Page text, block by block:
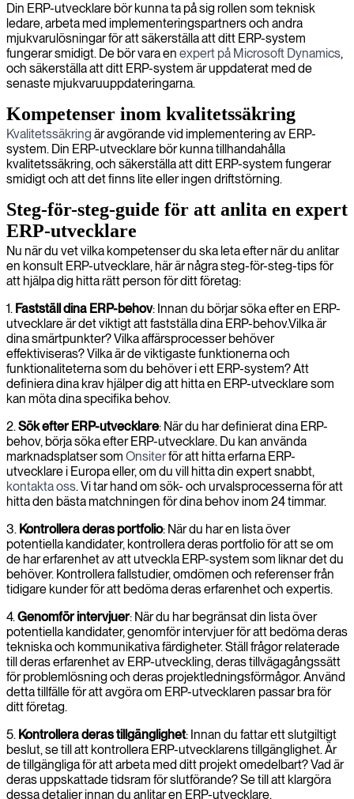
Din ERP-utvecklare bör kunna ta på sig rollen som teknisk
ledare, arbeta med implementeringspartners och andra
mjukvarulösningar för att säkerställa att ditt ERP-system
fungerar smidigt. De bör vara en expert på Microsoft Dynamics,
och säkerställa att ditt ERP-system är uppdaterat med de
senaste mjukvaruuppdateringarna.
Kompetenser inom kvalitetssäkring
Kvalitetssäkring är avgörande vid implementering av ERP-
system. Din ERP-utvecklare bör kunna tillhandahålla
kvalitetssäkring, och säkerställa att ditt ERP-system fungerar
smidigt och att det finns lite eller ingen driftstörning.
Steg-för-steg-guide för att anlita en expert
ERP-utvecklare
Nu när du vet vilka kompetenser du ska leta efter när du anlitar
en konsult ERP-utvecklare, här är några steg-för-steg-tips för
att hjälpa dig hitta rätt person för ditt företag:
1. Fastställ dina ERP-behov: Innan du börjar söka efter en ERP-
utvecklare är det viktigt att fastställa dina ERP-behov.Vilka är
dina smärtpunkter? Vilka affärsprocesser behöver
effektiviseras? Vilka är de viktigaste funktionerna och
funktionaliteterna som du behöver i ett ERP-system? Att
definiera dina krav hjälper dig att hitta en ERP-utvecklare som
kan möta dina specifika behov.
2.Sök efter ERP-utvecklare: När du har definierat dina ERP-
behov, börja söka efter ERP-utvecklare. Du kan använda
marknadsplatser som Onsiterför att hitta erfarna ERP-
utvecklare i Europa eller, om du vill hitta din expert snabbt,
kontakta oss. Vi tar hand om sök- och urvalsprocesserna för att
hitta den bästa matchningen för dina behov inom 24 timmar.
3. Kontrollera deras portfolio: När du har en lista över
potentiella kandidater, kontrollera deras portfolio för att se om
de har erfarenhet av att utveckla ERP-system som liknar det du
behöver. Kontrollera fallstudier, omdömen och referenser från
tidigare kunder för att bedöma deras erfarenhet och expertis.
4.Genomför intervjuer: När du har begränsat din lista över
potentiella kandidater, genomför intervjuer för att bedöma deras
tekniska och kommunikativa färdigheter. Ställ frågor relaterade
till deras erfarenhet av ERP-utveckling, deras tillvägagångssätt
för problemlösning och deras projektledningsförmågor. Använd
detta tillfälle för att avgöra om ERP-utvecklaren passar bra för
ditt företag.
5. Kontrollera deras tillgänglighet: Innan du fattar ett slutgiltigt
beslut, se till att kontrollera ERP-utvecklarens tillgänglighet. Är
de tillgängliga för att arbeta med ditt projekt omedelbart? Vad är
deras uppskattade tidsram för slutförande? Se till att klargöra
dessa detaljer innan du anlitar en ERP-utvecklare.